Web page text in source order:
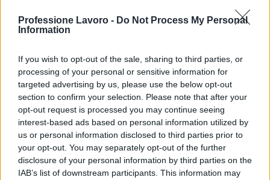
Professione Lavoro - Do Not Process My Personal
Information
If you wish to opt-out of the sale, sharing to third parties, or
processing of your personal or sensitive information for
targeted advertising by us, please use the below opt-out
section to confirm your selection. Please note that after your
opt-out request is processed you may continue seeing
interest-based ads based on personal information utilized by
us or personal information disclosed to third parties prior to
your opt-out. You may separately opt-out of the further
disclosure of your personal information by third parties on the
IAB’s list of downstream participants. This information may
nuove esigenze delle persone e crescente
investire nella qualità delle relazioni, nella
formazione e nella capacità di gestire i conflitti.
Creare ambienti di lavoro inclusivi e orientati
all’ascolto significa migliorare non solo il clima
aziendale, ma anche produttività, innovazione e
capacità di attrarre e trattenere talenti”.
Per Simone Stefani, presidente di Aleteia Ets,